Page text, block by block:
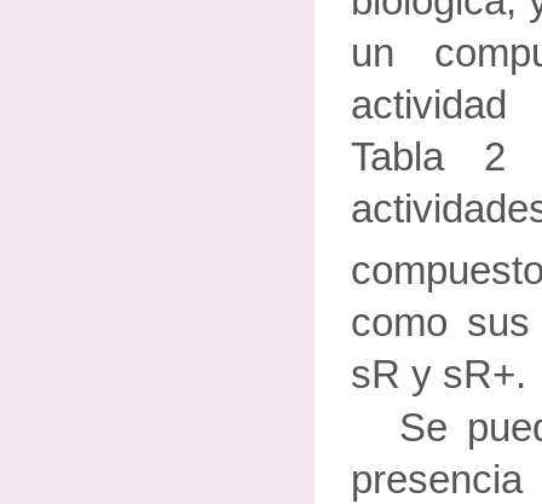
un
Tabla 2
como
sR y sR+.
Se